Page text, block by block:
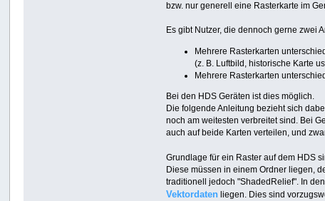
bzw. nur generell eine Rasterkarte im
Es gibt Nutzer, die dennoch gerne zwei
Mehrere Rasterkarten
(z. B. Luftbild, historische Karte
Mehrere Rasterkarten
Bei den HDS Geräten ist dies möglich.
Die folgende Anleitung bezieht sich
noch am weitesten verbreitet sind. Bei
auch auf beide Karten verteilen, und
Grundlage für ein Raster auf dem HDS
Diese müssen in einem Ordner liegen,
traditionell jedoch "ShadedRelief". In
Vektordaten liegen. Dies sind